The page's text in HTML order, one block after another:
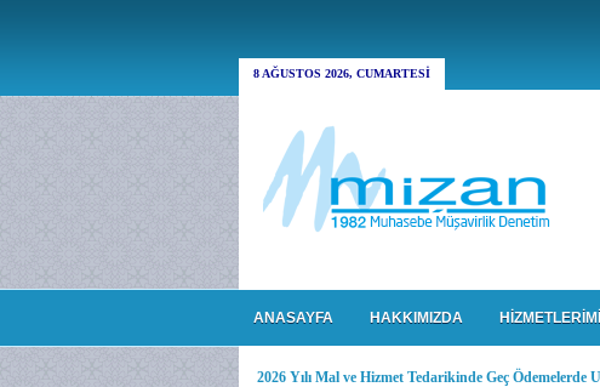
8 AĞUSTOS 2026, CUMARTESI
ANASAYFA HAKKIMIZDA
2026 Yılı Mal ve Hizmet Tedarikinde Geç Ödemelerde